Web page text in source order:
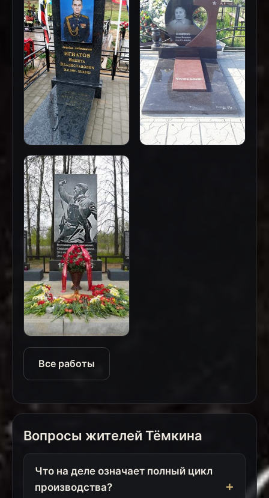
Все работы
Вопросы жителей Тёмкина
Что на деле означает полный цикл
производства?